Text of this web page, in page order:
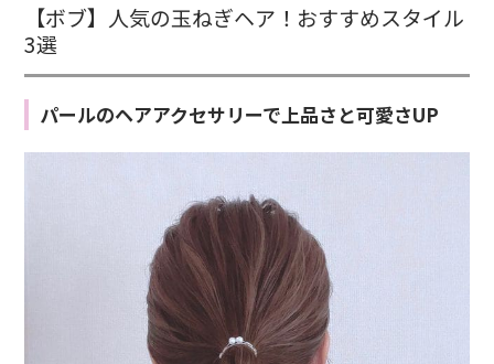
【ボブ】人気の玉ねぎヘア！おすすめスタイル
3選
パールのヘアアクセサリーで上品さと可愛さUP